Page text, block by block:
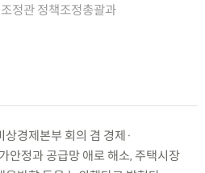
정관 정책조정총괄과
경제본부 회의 겸 경제·
안정과 공급망 애로 해소, 주택시장